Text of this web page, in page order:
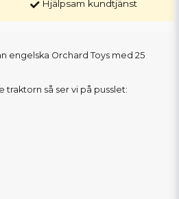
Hjälpsam kundtjänst
engelska Orchard Toys med 25
så ser vi på pusslet: